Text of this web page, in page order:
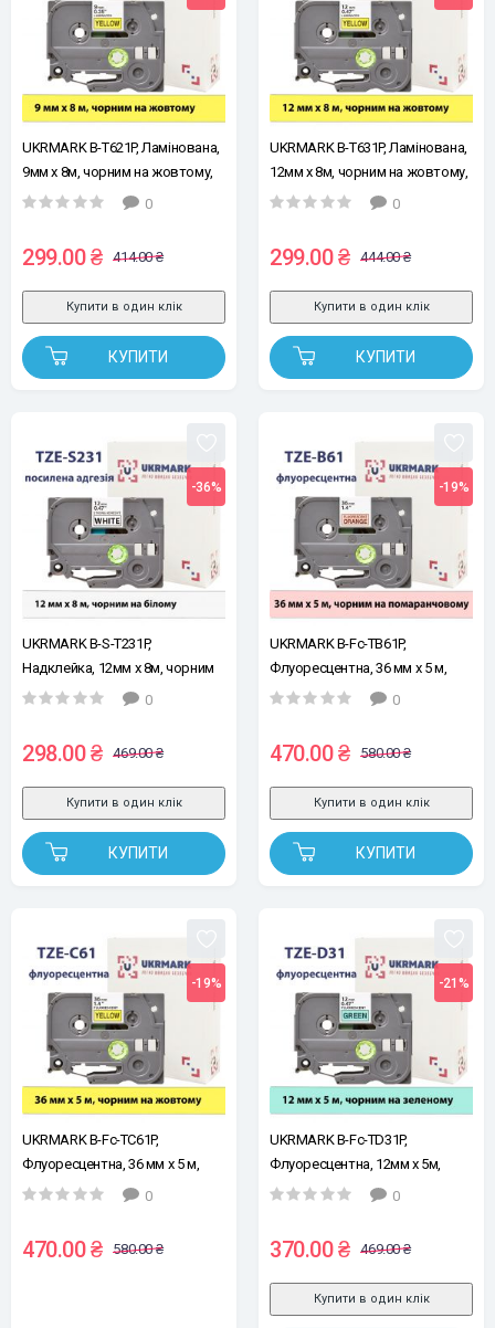
UKRMARK B-T621P, Ламінована,
9мм х 8м, чорним на жовтому,
стрічка для принтера етикеток
(TZe621)
0
299.00 ₴ 414.00 ₴
КУПИТИ
Купити в один клік
UKRMARK B-T631P, Ламінована,
12мм х 8м, чорним на жовтому,
стрічка для принтера етикеток
(TZe631)
0
299.00 ₴ 444.00 ₴
КУПИТИ
Купити в один клік
-36%
UKRMARK B-S-T231P,
Надклейка, 12мм х 8м, чорним
на білому, стрічка для
BROTHER TZe-S231 (TZeS231)
0
298.00 ₴ 469.00 ₴
КУПИТИ
Купити в один клік
-19%
UKRMARK B-Fc-TB61P,
Флуоресцентна, 36 мм х 5 м,
чорним на помаранчовому,
сумісна з BROTHER TZe-B61
(TZeB61)
0
470.00 ₴ 580.00 ₴
КУПИТИ
Купити в один клік
-19%
UKRMARK B-Fc-TC61P,
Флуоресцентна, 36 мм х 5 м,
чорним на жовтому, стрічка
з BROTHER TZe-C61 (TZeС61)
0
470.00 ₴ 580.00 ₴
-21%
UKRMARK B-Fc-TD31P,
Флуоресцентна, 12мм х 5м,
чорним на зеленому, стрічка
з BROTHER TZe-D31 (TZeD31)
0
370.00 ₴ 469.00 ₴
Купити в один клік